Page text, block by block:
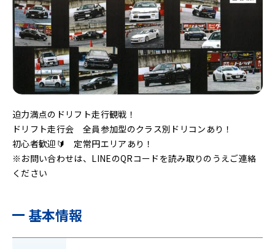
迫力満点のドリフト走行観戦！
ドリフト走行会 全員参加型のクラス別ドリコンあり！
初心者歓迎🔰 定常円エリアあり！
※お問い合わせは、LINEのQRコードを読み取りのうえご連絡
ください
基本情報